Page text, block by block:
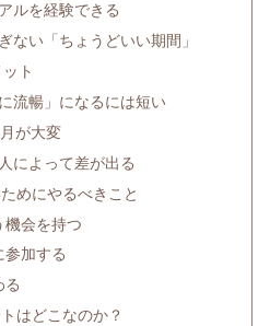
ルを経験できる
ない「ちょうどいい期間」
ト
流暢」になるには短い
が大変
によって差が出る
めにやるべきこと
機会を持つ
参加する
る
はどこなのか？